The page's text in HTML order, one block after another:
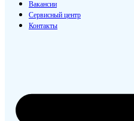
Вакансии
Сервисный центр
Контакты